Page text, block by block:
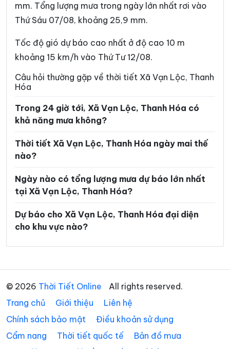
Xã Hà Long Xã Hà Trung
Xã Hậu Lộc Xã Hiền Kiệt
Xã Hồ Vương Xã Hoa Lộc
Xã Hóa Quỳ Xã Hoằng Châu
Xã Hoằng Lộc
Xã Hoằng Sơn Xã Hoằng Thanh
Xã Hoằng Tiến
Xã Hồi Xuân Xã Hợp Tiến
Xã Kiên Thọ Xã Kim Tân
Xã Lam Sơn
Xã Mậu Lâm Xã Minh Sơn
Xã Mường Chanh Xã Mường Lát
Xã Mường Lý Xã Mường Mìn
Xã Na Mèo Xã Nam Xuân
mm. Tổng lượng mưa trong ngày lớn nhất rơi vào
Thứ Sáu 07/08, khoảng 25,9 mm.
Tốc độ gió dự báo cao nhất ở độ cao 10 m
khoảng 15 km/h vào Thứ Tư 12/08.
Câu hỏi thường gặp về thời tiết Xã Vạn Lộc, Thanh
Hóa
Trong 24 giờ tới, Xã Vạn Lộc, Thanh Hóa có
khả năng mưa không?
Thời tiết Xã Vạn Lộc, Thanh Hóa ngày mai thế
nào?
Ngày nào có tổng lượng mưa dự báo lớn nhất
tại Xã Vạn Lộc, Thanh Hóa?
Dự báo cho Xã Vạn Lộc, Thanh Hóa đại diện
cho khu vực nào?
© 2026 Thời Tiết Online
All rights reserved.
Trang chủ
Giới thiệu
Liên hệ
Chính sách bảo mật
Điều khoản sử dụng
Cẩm nang
Thời tiết quốc tế
Bản đồ mưa